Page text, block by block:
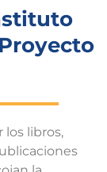
los libros,